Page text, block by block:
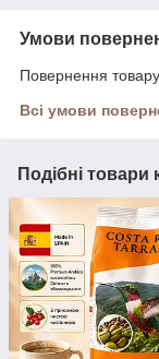
Умови
Повернення
Всі умови
Подібні товари